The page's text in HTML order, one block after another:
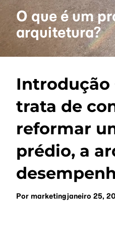
O que é um
arquitetura?
Introdução
trata de
reformar
prédio, a
Por marketingjaneiro 25,